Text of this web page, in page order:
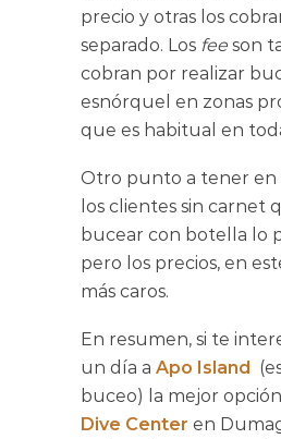
precio y otras los
separado. Los fee son
cobran por realizar
esnórquel en zonas
que es habitual en
Otro punto a tener en
los clientes sin carnet
bucear con botella lo
pero los precios, en
más caros.
En resumen, si te
un día a Apo Island
buceo) la mejor
Dive Center en